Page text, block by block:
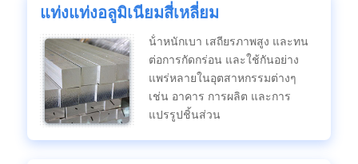
แท่งแท่งอลูมิเนียมสี่เหลี่ยม
น้ําหนักเบา เสถียรภาพสูง และทน
ต่อการกัดกร่อน และใช้กันอย่าง
แพร่หลายในอุตสาหกรรมต่างๆ
เช่น อาคาร การผลิต และการ
แปรรูปชิ้นส่วน